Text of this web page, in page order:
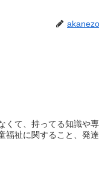
くて、持ってる知識や専
福祉に関すること、発達